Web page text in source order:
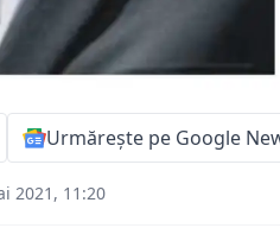
Urmărește pe Google
2021, 11:20